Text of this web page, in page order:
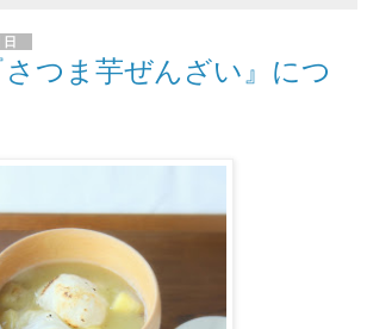
つま芋ぜんざい』につ